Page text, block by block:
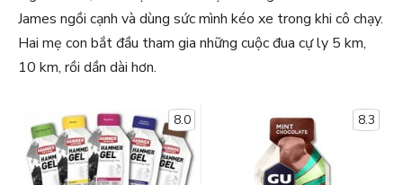
James ngồi cạnh và dùng sức mình kéo xe trong khi cô chạy.
Hai mẹ con bắt đầu tham gia những cuộc đua cự ly 5 km,
10 km, rồi dần dài hơn.
8.0 8.3